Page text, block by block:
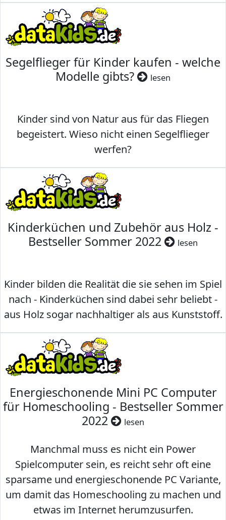
Segelflieger für Kinder kaufen - welche
Modelle gibts?
lesen
Kinder sind von Natur aus für das Fliegen
begeistert. Wieso nicht einen Segelflieger
werfen?
Kinderküchen und Zubehör aus Holz -
Bestseller Sommer 2022
lesen
Kinder bilden die Realität die sie sehen im Spiel
nach - Kinderküchen sind dabei sehr beliebt -
aus Holz sogar nachhaltiger als aus Kunststoff.
Energieschonende Mini PC Computer
für Homeschooling - Bestseller Sommer
2022
lesen
Manchmal muss es nicht ein Power
Spielcomputer sein, es reicht sehr oft eine
sparsame und energieschonende PC Variante,
um damit das Homeschooling zu machen und
etwas im Internet herumzusurfen.